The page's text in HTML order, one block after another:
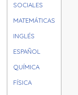
SOCIALES
MATEMÁTICAS
INGLÉS
ESPAÑOL
QUÍMICA
FÍSICA